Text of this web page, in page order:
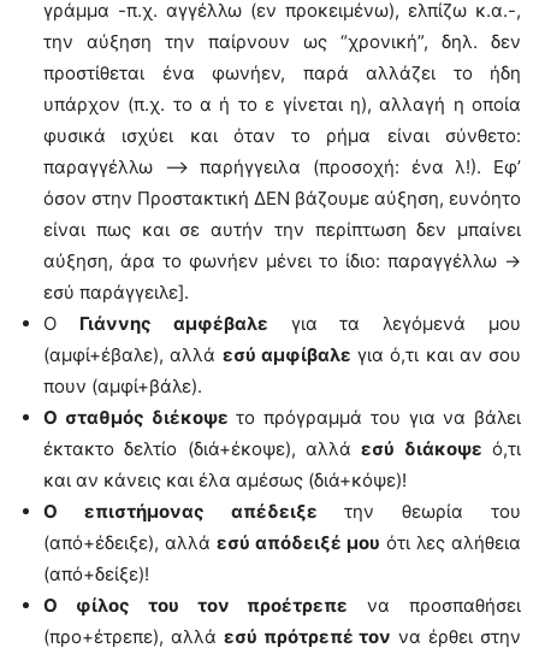
γράμμα -π.χ. αγγέλλω (εν προκειμένω), ελπίζω κ.α.-,
την αύξηση την παίρνουν ως “χρονική”, δηλ. δεν
προστίθεται ένα φωνήεν, παρά αλλάζει το ήδη
υπάρχον (π.χ. το α ή το ε γίνεται η), αλλαγή η οποία
φυσικά ισχύει και όταν το ρήμα είναι σύνθετο:
παραγγέλλω –> παρήγγειλα (προσοχή: ένα λ!). Εφ’
όσον στην Προστακτική ΔΕΝ βάζουμε αύξηση, ευνόητο
είναι πως και σε αυτήν την περίπτωση δεν μπαίνει
αύξηση, άρα το φωνήεν μένει το ίδιο: παραγγέλλω ->
εσύ παράγγειλε].
Ο Γιάννης αμφέβαλε για τα λεγόμενά μου
(αμφί+έβαλε), αλλά εσύ αμφίβαλε για ό,τι και αν σου
πουν (αμφί+βάλε).
Ο σταθμός διέκοψε το πρόγραμμά του για να βάλει
έκτακτο δελτίο (διά+έκοψε), αλλάεσύ διάκοψε ό,τι
και αν κάνεις και έλα αμέσως (διά+κόψε)!
Ο επιστήμονας απέδειξε την θεωρία του
(από+έδειξε), αλλά εσύ απόδειξέ μου ότι λες αλήθεια
(από+δείξε)!
Ο φίλος του τον προέτρεπε να προσπαθήσει
(προ+έτρεπε), αλλά εσύ πρότρεπέ τον να έρθει στην